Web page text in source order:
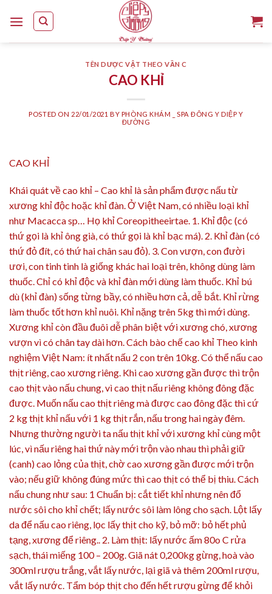
TÊN DƯỢC VẬT THEO VẦN C
CAO KHỈ
POSTED ON 22/01/2021 BY PHÒNG KHÁM _ SPA ĐÔNG Y DIỆP Y
ĐƯỜNG
CAO KHỈ
Khái quát về cao khỉ – Cao khỉ là sản phẩm được nấu từ
xương khỉ độc hoặc khỉ đàn. Ở Việt Nam, có nhiều loại khỉ
như Macacca sp… Họ khỉ Coreopitheeirtae. 1. Khỉ độc (có
thứ gọi là khỉ ông già, có thứ gọi là khỉ bạc má). 2. Khỉ đàn (có
thứ đỏ đít, có thứ hai chân sau đỏ). 3. Con vượn, con đười
ươi, con tinh tinh là giống khác hai loại trên, không dùng làm
thuốc. Chỉ có khỉ độc và khỉ đàn mới dùng làm thuốc. Khỉ bú
dù (khỉ đàn) sống từng bầy, có nhiều hơn cả, dễ bắt. Khỉ rừng
làm thuốc tốt hơn khỉ nuôi. Khỉ nặng trên 5kg thì mới dùng.
Xương khỉ còn đầu đuôi dễ phân biệt với xương chó, xương
vượn vì có chân tay dài hơn. Cách bào chế cao khỉ Theo kinh
nghiệm Việt Nam: ít nhất nấu 2 con trên 10kg. Có thể nấu cao
thịt riêng, cao xương riêng. Khi cao xương gần được thì trộn
cao thịt vào nấu chung, vì cao thịt nấu riêng không đông đặc
được. Muốn nấu cao thịt riêng mà được cao đông đặc thì cứ
2 kg thịt khỉ nấu với 1 kg thịt rắn, nấu trong hai ngày đêm.
Nhưng thường người ta nấu thịt khỉ với xương khỉ cùng một
lúc, vì nấu riêng hai thứ này mới trộn vào nhau thì phải giữ
(canh) cao lỏng của thịt, chờ cao xương gần được mới trộn
vào; nếu giữ không đúng mức thì cao thịt có thể bị thiu. Cách
nấu chung như sau: 1 Chuẩn bị: cắt tiết khỉ nhưng nên đổ
nước sôi cho khỉ chết; lấy nước sôi làm lông cho sạch. Lột lấy
da để nấu cao riêng, lọc lấy thịt cho kỹ, bỏ mỡ: bỏ hết phủ
tạng, xương để riêng.. 2. Làm thịt: lấy nước ấm 80o C rửa
sạch, thái miếng 100 – 200g. Giã nát 0,200kg gừng, hoà vào
300ml rượu trắng, vắt lấy nước, lại giã và thêm 200ml rượu,
vắt lấy nước. Tẩm bóp thịt cho đến hết rượu gừng để khỏi